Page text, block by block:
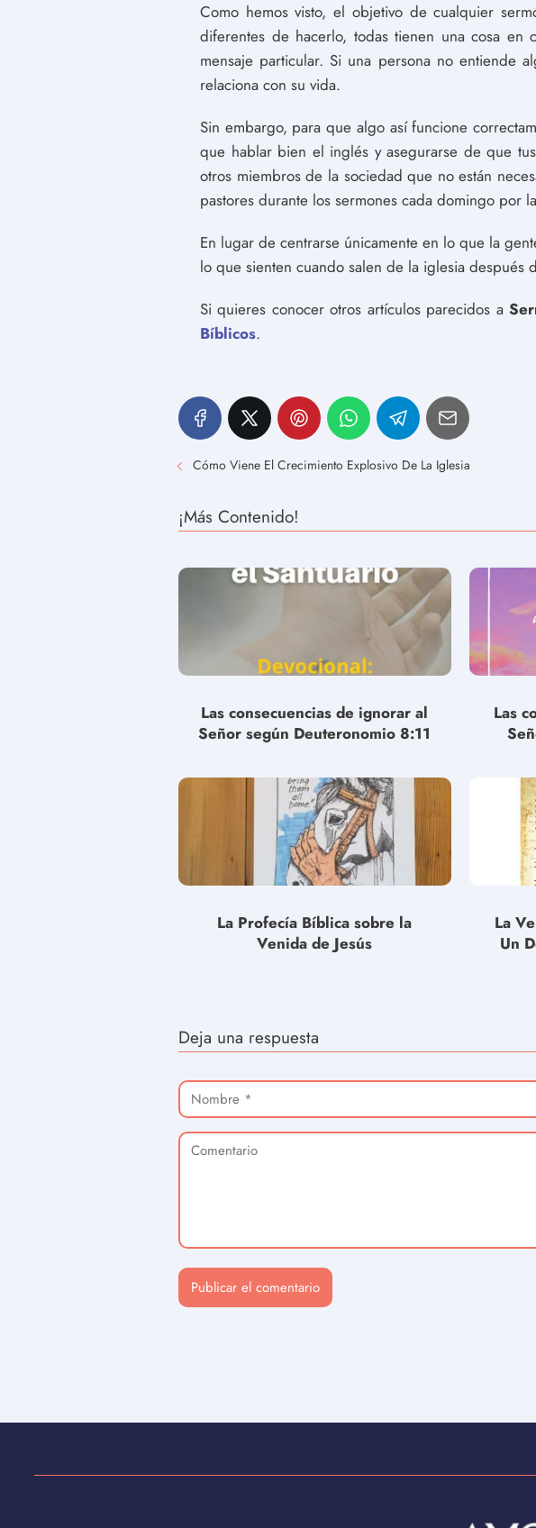
Como hemos visto, el objetivo de cualquier
diferentes de hacerlo, todas tienen una cosa
mensaje particular. Si una persona no entiende
relaciona con su vida.
Sin embargo, para que algo así funcione
que hablar bien el inglés y asegurarse de que
otros miembros de la sociedad que no están
pastores durante los sermones cada domingo por
En lugar de centrarse únicamente en lo que la
lo que sienten cuando salen de la iglesia después
Si quieres conocer otros artículos parecidos a
Bíblicos.
Cómo Viene El Crecimiento Explosivo De La Iglesia
¡Más Contenido!
Las consecuencias de ignorar al
Señor según Deuteronomio 8:11
Las
La Profecía Bíblica sobre la
Venida de Jesús
La
Un
Deja una respuesta